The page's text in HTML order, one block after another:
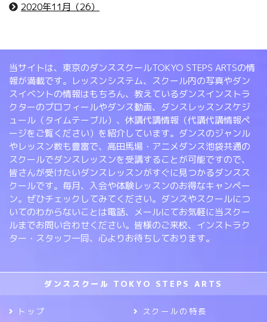
2020年11月（26）
当サイトは、東京のダンススクールTOKYO STEPS ARTSの情
報が満載です。レッスンシステム、スクール内の写真やダン
スイベントの情報はもちろん、教えているダンスインストラ
クターのプロフィールやダンス動画、ダンスレッスンスケジ
ュール（タイムテーブル）、休講代講情報（代講代講情報ペ
ージをご覧ください）を紹介しています。ダンスのジャンル
やレッスン数も豊富で、高田馬場・アニメダンス池袋共通の
スクールでダンスレッスンを受講することが可能ですので、
皆さんが受けたいダンスレッスンがすぐに見つかるダンスス
クールです。毎月、入会や体験レッスンのお得なキャンペー
ン。ぜひチェックしてみてください。ダンスやスクールにつ
いてのわからないことは電話、メールにてお気軽に当スクー
ルまでお問い合わせください。皆様のご来校、インストラク
ター・スタッフ一同、心よりお待ちしております。
ダンススクール TOKYO STEPS ARTS
トップ
スクールの特長